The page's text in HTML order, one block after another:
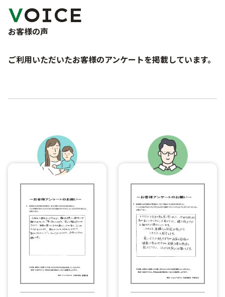
くるま買い取り査定
ご購入から納車まで
車検
点検・一般修理
サポート
よくあるご質問
お問い合わせフォーム
お知らせ・ブログ
VOICE
お客様の声
ご利用いただいたお客様のアンケートを掲載しています。